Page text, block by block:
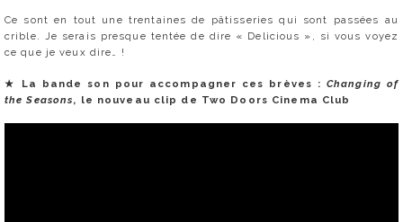
Ce sont en tout une trentaines de pâtisseries qui sont passées au
crible. Je serais presque tentée de dire « Delicious », si vous voyez
ce que je veux dire… !
★ La b ande son pour accompagner ces brèves : Changing of
the Seasons, le nouveau clip de Two Doors Cinema Club